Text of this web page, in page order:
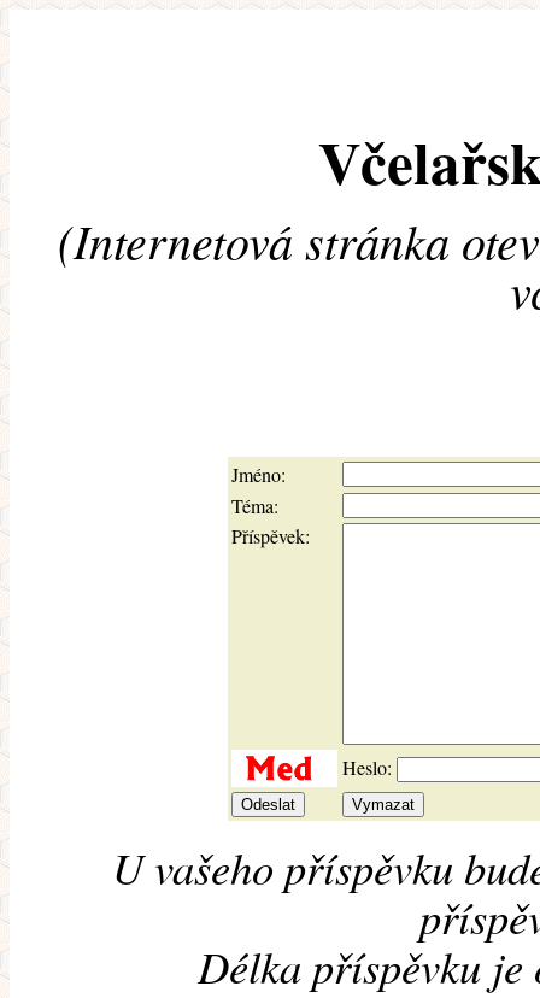
(Internetová stránka
Jméno:
Téma:
Příspěvek:
Heslo:
U vašeho příspěvku
Délka příspěvku je